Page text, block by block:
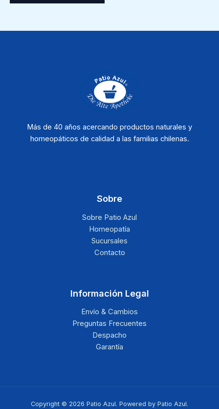
Más de 40 años acercando productos naturales y
homeopáticos de calidad a las familias chilenas.
Sobre
Sobre Patio Azul
Homeopatía
Sucursales
Contacto
Información Legal
Envío & Cambios
Preguntas Frecuentes
Despacho
Garantía
Copyright © 2026 Patio Azul. Powered by Patio Azul.